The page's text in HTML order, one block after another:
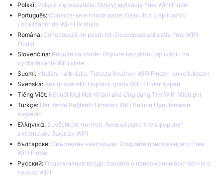
Polski: Połącz się wszędzie: Odkryj aplikację Free WiFi Finder
Português: Conecte-se em toda parte: Descubra o aplicativo
Localizador de Wi-Fi Gratuito
Română: Conectează-te peste tot: Descoperă aplicația Free WiFi
Finder
Slovenčina: Pripojte sa všade: Objavte bezplatnú aplikáciu na
vyhľadávanie WiFi siete.
Suomi: Yhdisty kaikkialla: Tutustu ilmainen WiFi Finder -sovellukseen
Svenska: Anslut överallt: Upptäck gratis WiFi Finder Appen
Tiếng Việt: Kết nối Mọi Nơi: Khám phá Ứng dụng Tìm WiFi Miễn phí
Türkçe: Her Yerde Bağlantı: Ücretsiz WiFi Bulucu Uygulamasını
Keşfedin
Ελληνικά: Συνδεθείτε παντού: Ανακαλύψτε την εφαρμογή
εντοπισμού δωρεάν WiFi
български: Свързване навсякъде: Открийте приложението Free
WiFi Finder
Русский: Подключение везде: Узнайте о приложении бесплатного
поиска WiFi